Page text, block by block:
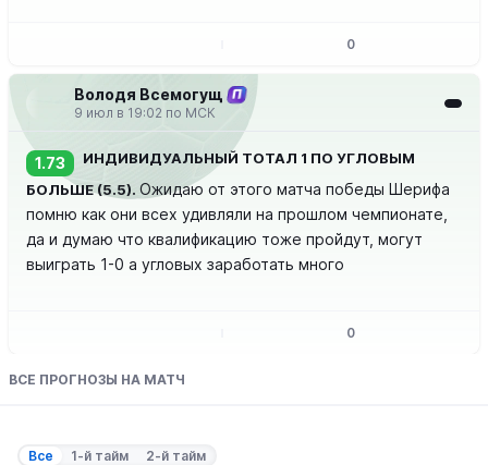
0
Володя Всемогущ П
9 июл в 19:02 по МСК
1.73
ИНДИВИДУАЛЬНЫЙ ТОТАЛ 1 ПО УГЛОВЫМ
БОЛЬШЕ (5.5). Ожидаю от этого матча победы Шерифа
помню как они всех удивляли на прошлом чемпионате,
да и думаю что квалификацию тоже пройдут, могут
выиграть 1-0 а угловых заработать много
0
ВСЕ ПРОГНОЗЫ НА МАТЧ
Все 1-й тайм 2-й тайм